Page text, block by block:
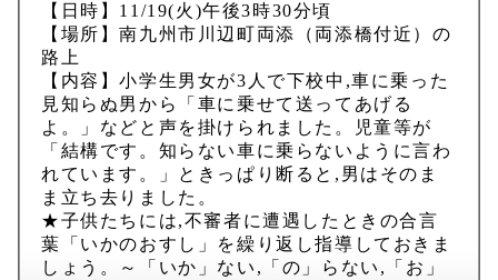
【日時】 11/19(火 )午後3時30分頃
【場所】南九州市川辺町両添（両添橋付近）の
路上
【内容】小学生男女が3 人で下校中 ,車に乗った
見知らぬ男から「車に乗せて送ってあげる
よ。」などと声を掛けられました。児童等が
「結構です。知らない車に乗らないように言わ
れています。」ときっぱり断ると , 男はそのま
ま立ち去りました。
★子供たちには,不審者に遭遇したときの合言
葉「いかのおすし」を繰り返し指導しておきま
しょう。～「いか」ない , 「の」らない ,
「お」